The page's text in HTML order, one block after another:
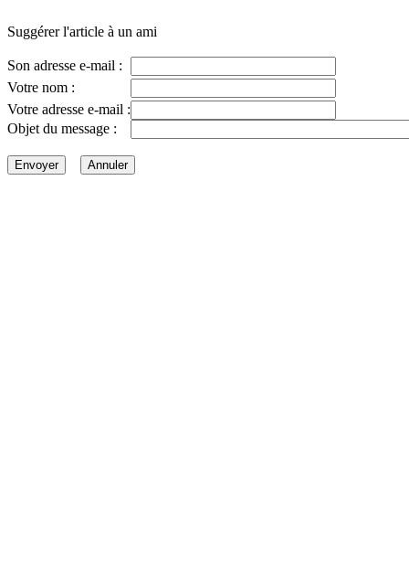
Suggérer l'article à un ami
Son adresse e-mail :
Votre nom :
Votre adresse e-mail :
Objet du message :